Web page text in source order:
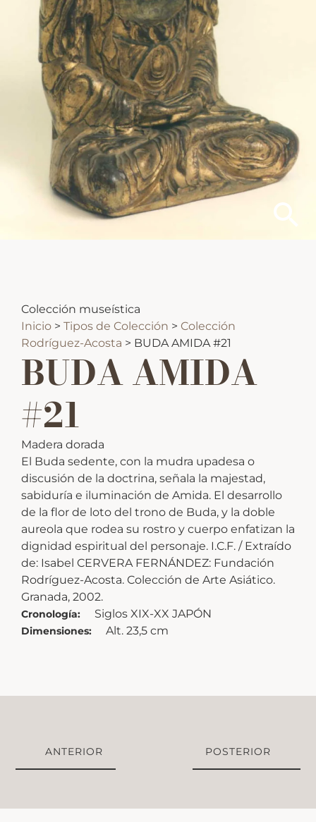
Colección museística
Inicio > Tipos de Colección > Colección
Rodríguez-Acosta > BUDA AMIDA #21
BUDA AMIDA
#21
Madera dorada
El Buda sedente, con la mudra upadesa o
discusión de la doctrina, señala la majestad,
sabiduría e iluminación de Amida. El desarrollo
de la flor de loto del trono de Buda, y la doble
aureola que rodea su rostro y cuerpo enfatizan la
dignidad espiritual del personaje. I.C.F. / Extraído
de: Isabel CERVERA FERNÁNDEZ: Fundación
Rodríguez-Acosta. Colección de Arte Asiático.
Granada, 2002.
Cronología: Siglos XIX-XX JAPÓN
Dimensiones: Alt. 23,5 cm
ANTERIOR POSTERIOR